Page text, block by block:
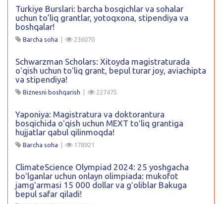
Turkiye Burslari: barcha bosqichlar va sohalar
uchun to’liq grantlar, yotoqxona, stipendiya va
boshqalar!
Barcha soha | 236070
Schwarzman Scholars: Xitoyda magistraturada
oʻqish uchun toʻliq grant, bepul turar joy, aviachipta
va stipendiya!
Biznesni boshqarish | 227475
Yaponiya: Magistratura va doktorantura
bosqichida oʻqish uchun MEXT toʻliq grantiga
hujjatlar qabul qilinmoqda!
Barcha soha | 178921
ClimateScience Olympiad 2024: 25 yoshgacha
boʻlganlar uchun onlayn olimpiada: mukofot
jamgʻarmasi 15 000 dollar va gʻoliblar Bakuga
bepul safar qiladi!